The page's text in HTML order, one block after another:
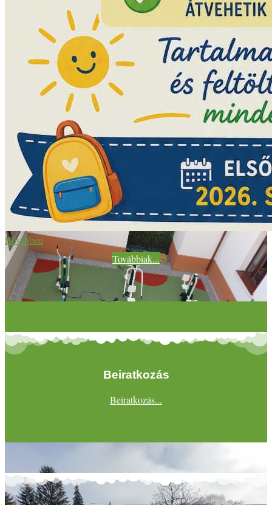
Bővebben
Továbbiak...
Beiratkozás
Beiratkozás...